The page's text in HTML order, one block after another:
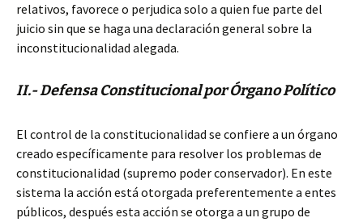
relativos, favorece o perjudica solo a quien fue parte del
juicio sin que se haga una declaración general sobre la
inconstitucionalidad alegada.
II.- Defensa Constitucional por Órgano Político
El control de la constitucionalidad se confiere a un órgano
creado específicamente para resolver los problemas de
constitucionalidad (supremo poder conservador). En este
sistema la acción está otorgada preferentemente a entes
públicos, después esta acción se otorga a un grupo de